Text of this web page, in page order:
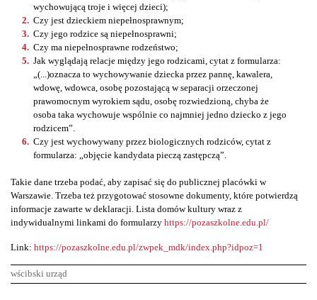
wychowującą troje i więcej dzieci);
Czy jest dzieckiem niepełnosprawnym;
Czy jego rodzice są niepełnosprawni;
Czy ma niepełnosprawne rodzeństwo;
Jak wyglądają relacje między jego rodzicami, cytat z formularza:
„(...)oznacza to wychowywanie dziecka przez pannę, kawalera,
wdowę, wdowca, osobę pozostającą w separacji orzeczonej
prawomocnym wyrokiem sądu, osobę rozwiedzioną, chyba że
osoba taka wychowuje wspólnie co najmniej jedno dziecko z jego
rodzicem”.
Czy jest wychowywany przez biologicznych rodziców, cytat z
formularza: „objęcie kandydata pieczą zastępczą”.
Takie dane trzeba podać, aby zapisać się do publicznej placówki w
Warszawie. Trzeba też przygotować stosowne dokumenty, które potwierdzą
informacje zawarte w deklaracji. Lista domów kultury wraz z
indywidualnymi linkami do formularzy https://pozaszkolne.edu.pl/
Link: https://pozaszkolne.edu.pl/zwpek_mdk/index.php?idpoz=1
wścibski urząd